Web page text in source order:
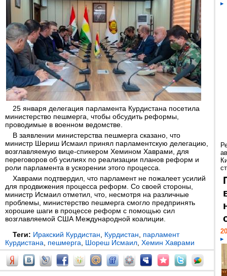
25 января делегация парламента Курдистана посетила
министерство пешмерга, чтобы обсудить реформы,
проводимые в военном ведомстве.
В заявлении министерства пешмерга сказано, что
министр Шериш Исмаил принял парламентскую делегацию,
возглавляемую вице-спикером Хемином Хаврами, для
переговоров об усилиях по реализации планов реформ и
роли парламента в ускорении этого процесса.
Хаврами подтвердил, что парламент не пожалеет усилий
для продвижения процесса реформ. Со своей стороны,
министр Исмаил отметил, что, несмотря на различные
проблемы, министерство пешмерга смогло предпринять
хорошие шаги в процессе реформ с помощью сил
возглавляемой США Международной коалиции.
Теги: Иракский Курдистан Курдистан
парламент
Курдистана
пешмерга Шореш Исмаил Хемин Хаврами